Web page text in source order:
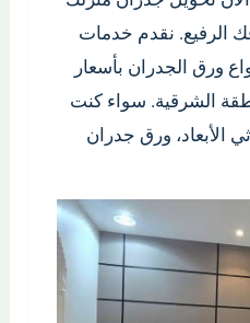
الرفيع. نقدم خدمات
ورق الجدران بأسعار
الشرقية. سواء كنت
الأبعاد، ورق جدران